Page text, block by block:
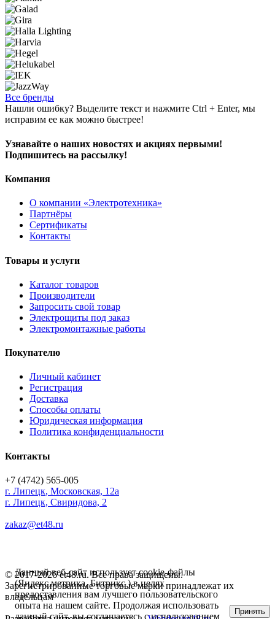
Все бренды
Нашли ошибку? Выделите текст и нажмите Ctrl + Enter, мы
исправим ее как можно быстрее!
Узнавайте о наших новостях и акциях первыми!
Подпишитесь на рассылку!
Компания
О компании «Электротехника»
Партнёры
Сертификаты
Контакты
Товары и услуги
Каталог товаров
Производители
Запросить свой товар
Электрощиты под заказ
Электромонтажные работы
Покупателю
Личный кабинет
Регистрация
Доставка
Способы оплаты
Юридическая информация
Политика конфиденциальности
Контакты
+7 (4742) 565-005
г. Липецк, Московская, 12а
г. Липецк, Свиридова, 2
zakaz@et48.ru
© 2017-2026 et48.ru. Все права защищены.
Зарегистрированные торговые марки принадлежат их
владельцам
Данный веб-сайт использует cookie-файлы
(Яндекс метрика, Битрикс ) в целях
предоставления вам лучшего пользовательского
опыта на нашем сайте. Продолжая использовать
данный сайт, вы соглашаетесь с использованием
Принять